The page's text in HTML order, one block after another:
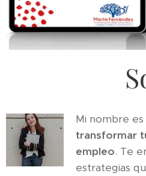
Mi nombre
transformar
empleo. Te
estrategias